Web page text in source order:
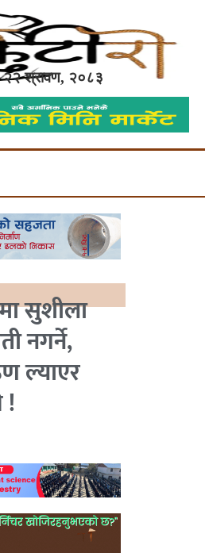
२२ श्रावण, २०८३
सुशीला
नगर्ने,
ल्याएर
!